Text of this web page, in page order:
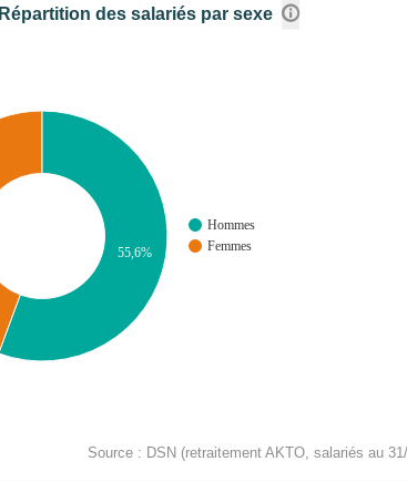
Répartition des salariés par sexe
Hommes
Femmes
55,6%
Source : DSN (retraitement AKTO, salariés au